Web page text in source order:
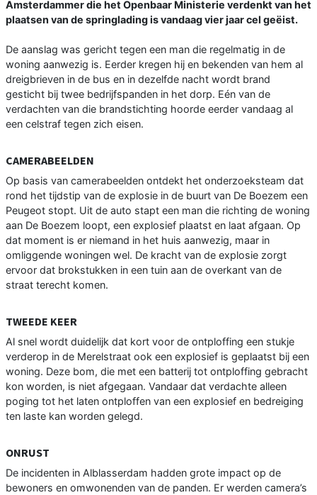
Amsterdammer die het Openbaar Ministerie verdenkt van het
plaatsen van de springlading is vandaag vier jaar cel geëist.
De aanslag was gericht tegen een man die regelmatig in de
woning aanwezig is. Eerder kregen hij en bekenden van hem al
dreigbrieven in de bus en in dezelfde nacht wordt brand
gesticht bij twee bedrijfspanden in het dorp. Eén van de
verdachten van die brandstichting hoorde eerder vandaag al
een celstraf tegen zich eisen.
CAMERABEELDEN
Op basis van camerabeelden ontdekt het onderzoeksteam dat
rond het tijdstip van de explosie in de buurt van De Boezem een
Peugeot stopt. Uit de auto stapt een man die richting de woning
aan De Boezem loopt, een explosief plaatst en laat afgaan. Op
dat moment is er niemand in het huis aanwezig, maar in
omliggende woningen wel. De kracht van de explosie zorgt
ervoor dat brokstukken in een tuin aan de overkant van de
straat terecht komen.
TWEEDE KEER
Al snel wordt duidelijk dat kort voor de ontploffing een stukje
verderop in de Merelstraat ook een explosief is geplaatst bij een
woning. Deze bom, die met een batterij tot ontploffing gebracht
kon worden, is niet afgegaan. Vandaar dat verdachte alleen
poging tot het laten ontploffen van een explosief en bedreiging
ten laste kan worden gelegd.
ONRUST
De incidenten in Alblasserdam hadden grote impact op de
bewoners en omwonenden van de panden. Er werden camera’s